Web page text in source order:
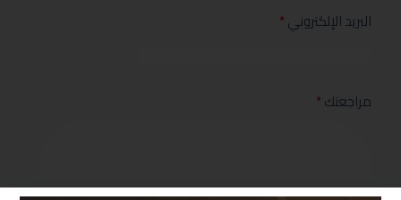
البريد الإلكتروني*
مراجعتك*